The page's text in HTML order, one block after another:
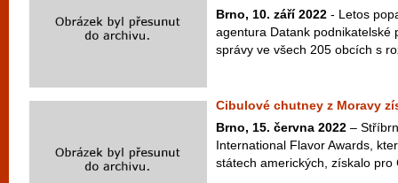
Brno, 10. září 2022 - Letos
agentura Datank podnikatelské
správy ve všech 205 obcích s
Cibulové chutney z Moravy
Brno, 15. června 2022 –
International Flavor Awards,
státech amerických, získalo pro